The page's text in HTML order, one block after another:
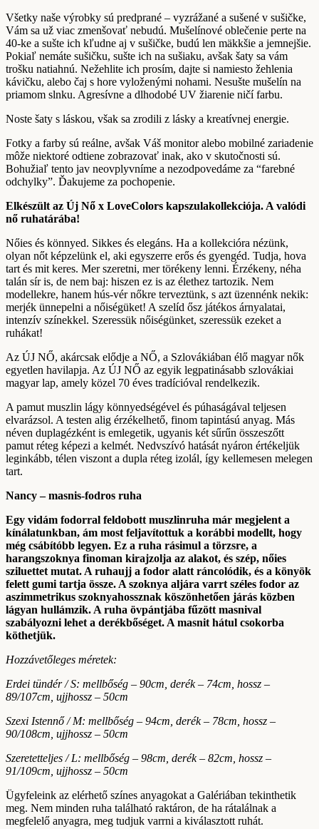
Všetky naše výrobky sú predprané – vyzrážané a sušené v sušičke,
Vám sa už viac zmenšovať nebudú. Mušelínové oblečenie perte na
40-ke a sušte ich kľudne aj v sušičke, budú len mäkkšie a jemnejšie.
Pokiaľ nemáte sušičku, sušte ich na sušiaku, avšak šaty sa vám
trošku natiahnú. Nežehlite ich prosím, dajte si namiesto žehlenia
kávičku, alebo čaj s hore vyloženými nohami. Nesušte mušelín na
priamom slnku. Agresívne a dlhodobé UV žiarenie ničí farbu.
Noste šaty s láskou, však sa zrodili z lásky a kreatívnej energie.
Fotky a farby sú reálne, avšak Váš monitor alebo mobilné zariadenie
môže niektoré odtiene zobrazovať inak, ako v skutočnosti sú.
Bohužiaľ tento jav neovplyvníme a nezodpovedáme za “farebné
odchylky”. Ďakujeme za pochopenie.
Elkészült az Új Nő x LoveColors kapszulakollekciója. A valódi
nő ruhatárába!
Nőies és könnyed. Sikkes és elegáns. Ha a kollekcióra nézünk,
olyan nőt képzelünk el, aki egyszerre erős és gyengéd. Tudja, hova
tart és mit keres. Mer szeretni, mer törékeny lenni. Érzékeny, néha
talán sír is, de nem baj: hiszen ez is az élethez tartozik. Nem
modellekre, hanem hús-vér nőkre terveztünk, s azt üzennénk nekik:
merjék ünnepelni a nőiségüket! A szelíd ősz játékos árnyalatai,
intenzív színekkel. Szeressük nőiségünket, szeressük ezeket a
ruhákat!
Az ÚJ NŐ, akárcsak elődje a NŐ, a Szlovákiában élő magyar nők
egyetlen havilapja. Az ÚJ NŐ az egyik legpatinásabb szlovákiai
magyar lap, amely közel 70 éves tradícióval rendelkezik.
A pamut muszlin lágy könnyedségével és púhaságával teljesen
elvarázsol. A testen alig érzékelhető, finom tapintású anyag. Más
néven duplagézként is emlegetik, ugyanis két sűrűn összeszőtt
pamut réteg képezi a kelmét. Nedvszívó hatását nyáron értékeljük
leginkább, télen viszont a dupla réteg izolál, így kellemesen melegen
tart.
Nancy – masnis-fodros ruha
Egy vidám fodorral feldobott muszlinruha már megjelent a
kínálatunkban, ám most feljavítottuk a korábbi modellt, hogy
még csábítóbb legyen. Ez a ruha rásimul a törzsre, a
harangszoknya finoman kirajzolja az alakot, és szép, nőies
sziluettet mutat. A ruhaujj a fodor alatt ráncolódik, és a könyök
felett gumi tartja össze. A szoknya aljára varrt széles fodor az
aszimmetrikus szoknyahossznak köszönhetően járás közben
lágyan hullámzik. A ruha övpántjába fűzött masnival
szabályozni lehet a derékbőséget. A masnit hátul csokorba
köthetjük.
Hozzávetőleges méretek:
Erdei tündér / S: mellbőség – 90cm, derék – 74cm, hossz –
89/107cm, ujjhossz – 50cm
Szexi Istennő / M: mellbőség – 94cm, derék – 78cm, hossz –
90/108cm, ujjhossz – 50cm
Szeretetteljes / L: mellbőség – 98cm, derék – 82cm, hossz –
91/109cm, ujjhossz – 50cm
Ügyfeleink az elérhető színes anyagokat a Galériában tekinthetik
meg. Nem minden ruha található raktáron, de ha rátalálnak a
megfelelő anyagra, meg tudjuk varrni a kiválasztott ruhát.